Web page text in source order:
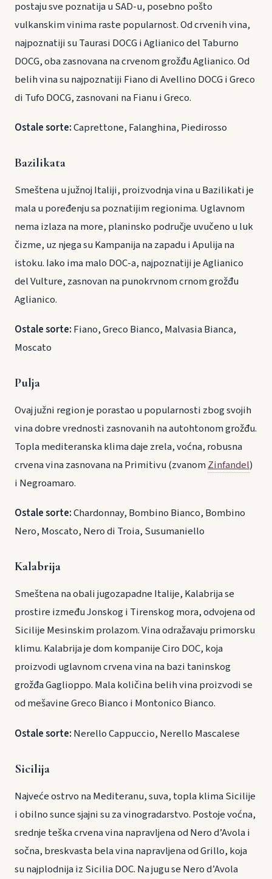
postaju sve poznatija u SAD-u, posebno pošto
vulkanskim vinima raste popularnost. Od crvenih vina,
najpoznatiji su Taurasi DOCG i Aglianico del Taburno
DOCG, oba zasnovana na crvenom grožđu Aglianico. Od
belih vina su najpoznatiji Fiano di Avellino DOCG i Greco
di Tufo DOCG, zasnovani na Fianu i Greco.
Ostale sorte:Caprettone, Falanghina, Piedirosso
Bazilikata
Smeštena u južnoj Italiji, proizvodnja vina u Bazilikati je
mala u poređenju sa poznatijim regionima. Uglavnom
nema izlaza na more, planinsko područje uvučeno u luk
čizme, uz njega su Kampanija na zapadu i Apulija na
istoku. Iako ima malo DOC-a, najpoznatiji je Aglianico
del Vulture, zasnovan na punokrvnom crnom grožđu
Aglianico.
Ostale sorte: Fiano, Greco Bianco, Malvasia Bianca,
Moscato
Pulja
Ovaj južni region je porastao u popularnosti zbog svojih
vina dobre vrednosti zasnovanih na autohtonom grožđu.
Topla mediteranska klima daje zrela, voćna, robusna
crvena vina zasnovana na Primitivu (zvanomZinfandel)
i Negroamaro.
Ostale sorte:Chardonnay, Bombino Bianco, Bombino
Nero, Moscato, Nero di Troia, Susumaniello
Kalabrija
Smeštena na obali jugozapadne Italije, Kalabrija se
prostire između Jonskog i Tirenskog mora, odvojena od
Sicilije Mesinskim prolazom. Vina odražavaju primorsku
klimu. Kalabrija je dom kompanije Ciro DOC, koja
proizvodi uglavnom crvena vina na bazi taninskog
grožđa Gaglioppo. Mala količina belih vina proizvodi se
od mešavine Greco Bianco i Montonico Bianco.
Ostale sorte: Nerello Cappuccio, Nerello Mascalese
Sicilija
Najveće ostrvo na Mediteranu, suva, topla klima Sicilije
i obilno sunce sjajni su za vinogradarstvo. Postoje voćna,
srednje teška crvena vina napravljena od Nero d’Avola i
sočna, breskvasta bela vina napravljena od Grillo, koja
su najplodnija iz Sicilia DOC. Na jugu se Nero d’Avola